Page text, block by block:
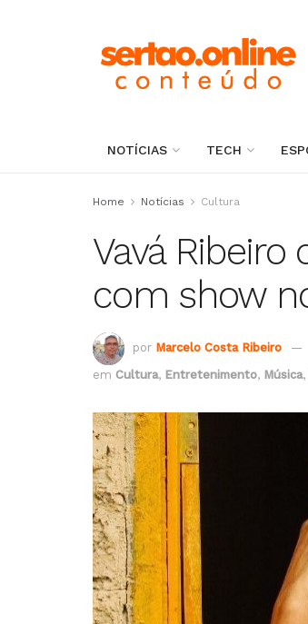
NOTÍCIAS TECH
Home Notícias Cultura
Vavá
com show
por Marcelo Costa Ribeiro
em Cultura, Entretenimento, Música,